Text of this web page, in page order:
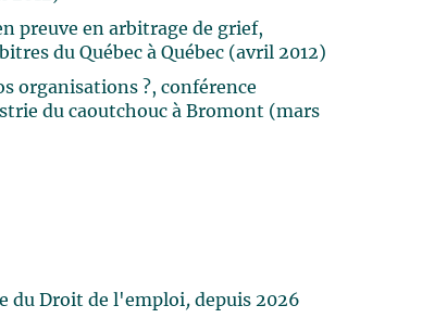
preuve en arbitrage de grief,
du Québec à Québec (avril 2012)
organisations ?, conférence
du caoutchouc à Bromont (mars
du Droit de l'emploi, depuis 2026